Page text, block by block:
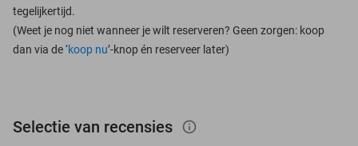
tegelijkertijd.
(Weet je nog niet wanneer je wilt reserveren? Geen zorgen: koop
dan via de ‘koop nu’-knop én reserveer later)
Selectie van recensies info_outlined